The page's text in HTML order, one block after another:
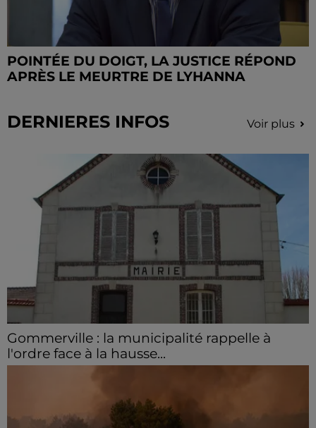
POINTÉE DU DOIGT, LA JUSTICE RÉPOND
APRÈS LE MEURTRE DE LYHANNA
DERNIERES INFOS Voir plus
Gommerville : la municipalité rappelle à
l'ordre face à la hausse...
Incrustation de déchets, déjections sur les sites
hausse des incivilités, la mairie de Gommerville
hausse...